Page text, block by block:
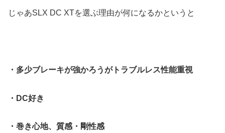
じゃあSLX DC XTを選ぶ理由が何になるかというと
・多少ブレーキが強かろうがトラブルレス性能重視
・DC好き
・巻き心地、質感・剛性感